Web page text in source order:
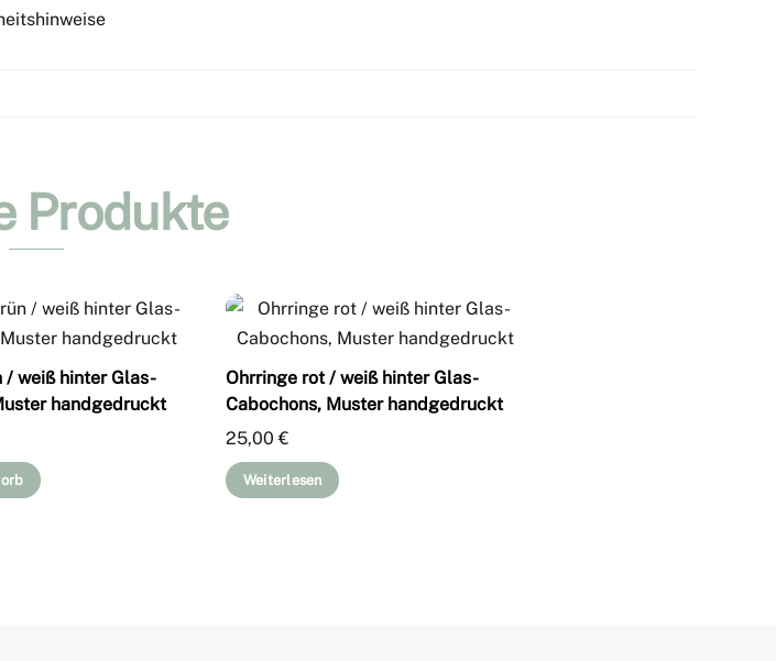
Produkte
/ weiß hinter Glas-
handgedruckt
Ohrringe rot / weiß hinter Glas-
Cabochons, Muster handgedruckt
25,00€
Weiterlesen